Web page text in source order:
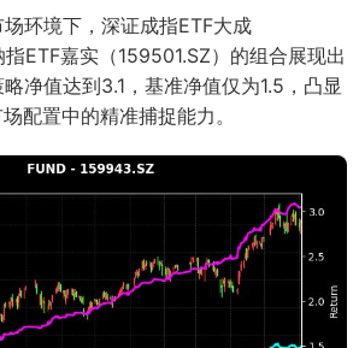
环境下，深证成指ETF大成
指ETF嘉实（159501.SZ）的组合展现出
净值达到3.1，基准净值仅为1.5，凸显
配置中的精准捕捉能力。